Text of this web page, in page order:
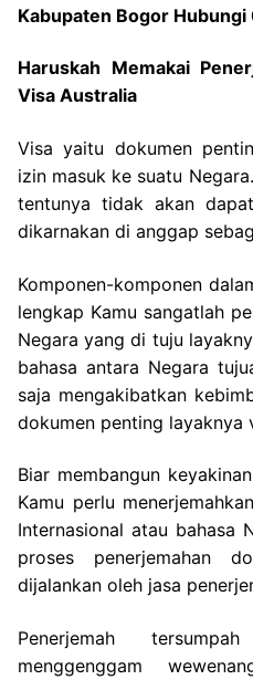
Kabupaten Bogor
Haruskah Memakai
Visa Australia
Visa yaitu dokumen
izin masuk ke suatu
tentunya tidak akan
dikarnakan di anggap
Komponen-komponen
lengkap Kamu sangatlah
Negara yang di tuju
bahasa antara Negara
saja mengakibatkan
dokumen penting layaknya
Biar membangun
Kamu perlu
Internasional atau bahasa
proses penerjemahan
dijalankan oleh jasa
Penerjemah
menggenggam